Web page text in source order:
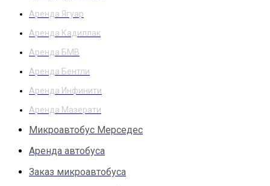
Аренда Ягуар
Аренда Кадиллак
Аренда БМВ
Аренда Бентли
Аренда Инфинити
Аренда Мазерати
Микроавтобус Мерседес
Аренда автобуса
Заказ микроавтобуса